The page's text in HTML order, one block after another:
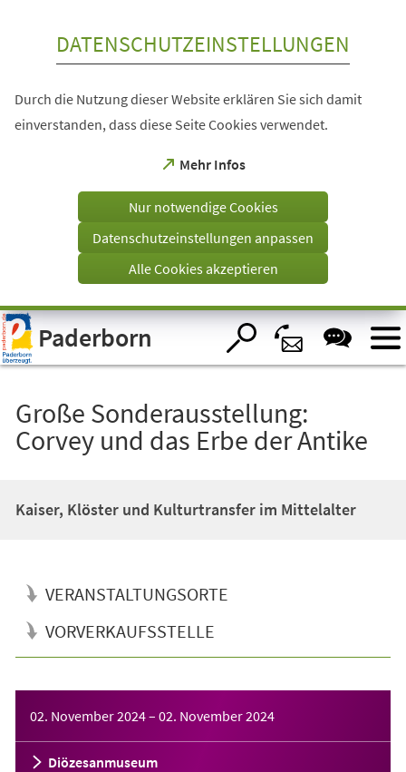
Visuelle
Assistenzsoftware
öffnen.
DATENSCHUTZEINSTELLUNGEN
Durch die Nutzung dieser Website erklären Sie sich damit
einverstanden, dass diese Seite Cookies verwendet.
Mehr Infos
(Öffnet
einem
Tab)
Nur notwendige Cookies
Datenschutzeinstellungen anpassen
Alle Cookies akzeptieren
Paderborn
Große Sonderausstellung:
Corvey und das Erbe der Antike
Kaiser, Klöster und Kulturtransfer im Mittelalter
VERANSTALTUNGSORTE
VORVERKAUFSSTELLE
02. November 2024– 02. November 2024
Diözesanmuseum